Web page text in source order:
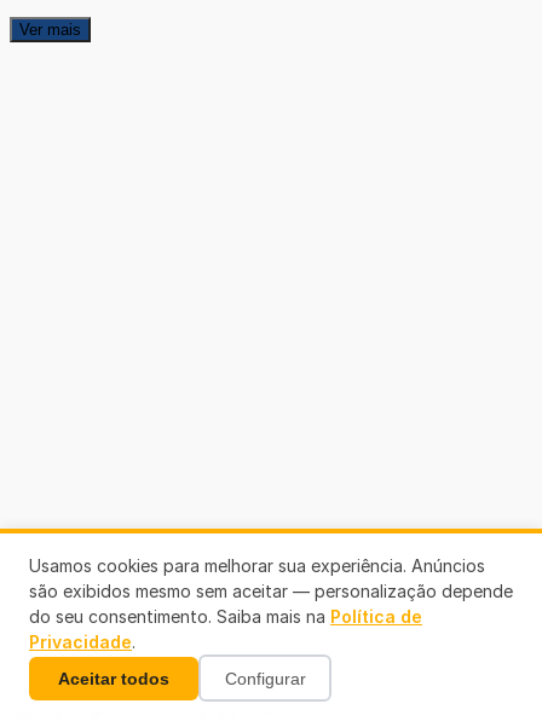
Ver mais
Usamos cookies para melhorar sua experiência. Anúncios
são exibidos mesmo sem aceitar — personalização depende
do seu consentimento. Saiba mais na Política de
Privacidade.
Aceitar todos Configurar